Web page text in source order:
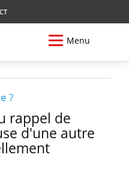
Menu
?
rappel de
d'une autre